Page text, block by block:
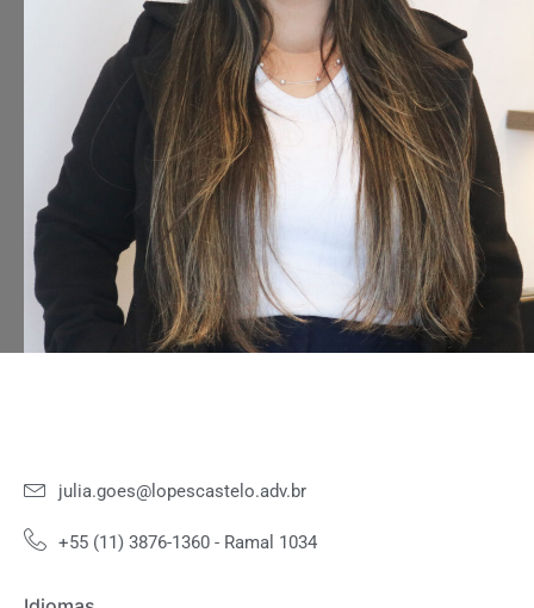
julia.goes@lopescastelo.adv.br
+55 (11) 3876-1360 - Ramal 1034